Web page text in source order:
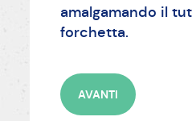
amalgamando il
forchetta.
AVANTI